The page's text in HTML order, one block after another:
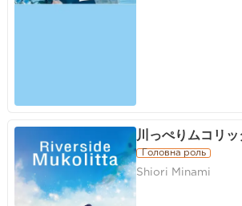
川っぺりムコリッ
Головна роль
Shiori Minami